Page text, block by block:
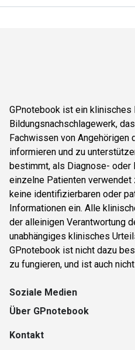
GPnotebook ist ein klinisches
Bildungsnachschlagewerk,
Fachwissen von Angehörigen
informieren und zu
bestimmt, als Diagnose- oder
einzelne Patienten
keine identifizierbaren oder
Informationen ein. Alle
der alleinigen Verantwortung
unabhängiges klinisches
GPnotebook ist nicht dazu
zu fungieren, und ist auch
Soziale Medien
Über GPnotebook
Kontakt